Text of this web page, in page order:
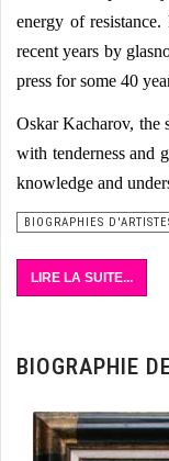
energy of
recent years by
press for some 40
Oskar Kacharov, the
with tenderness and
knowledge and
BIOGRAPHIES
LIRE LA SUITE...
BIOGRAPHIE